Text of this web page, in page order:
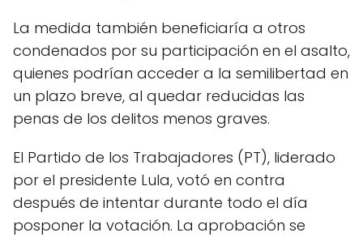
La medida también beneficiaría a otros
condenados por su participación en el asalto,
quienes podrían acceder a la semilibertad en
un plazo breve, al quedar reducidas las
penas de los delitos menos graves.
El Partido de los Trabajadores (PT), liderado
por el presidente Lula, votó en contra
después de intentar durante todo el día
posponer la votación. La aprobación se